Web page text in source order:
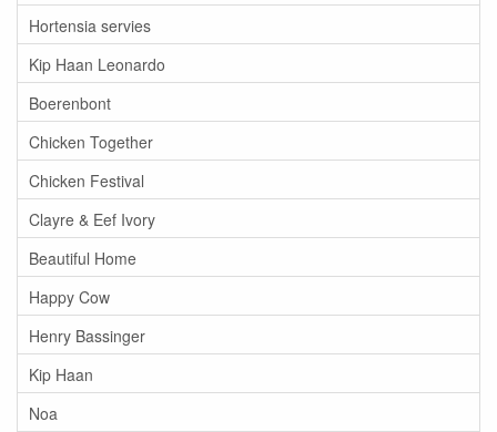
Hortensia servies
Kip Haan Leonardo
Boerenbont
Chicken Together
Chicken Festival
Clayre & Eef Ivory
Beautiful Home
Happy Cow
Henry Bassinger
Kip Haan
Noa